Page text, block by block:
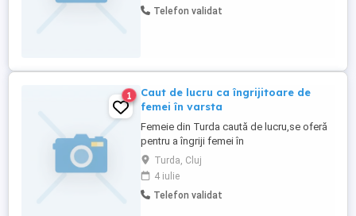
aproape, in zona. Activitatea mea
Telefon validat
1
Caut de lucru ca îngrijitoare de
femei în varsta
Femeie din Turda caută de lucru,se oferă
pentru a îngriji femei în
vârstă,curățenie,menaj,doar în orașul
Turda.
Turda, Cluj
4 iulie
Telefon validat